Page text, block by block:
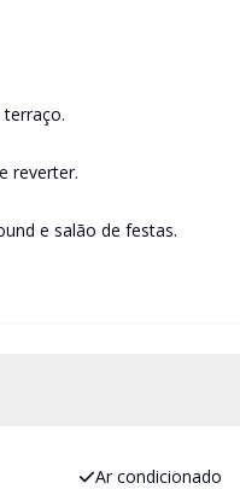
reverter.
e salão de festas.
Ar condicionado